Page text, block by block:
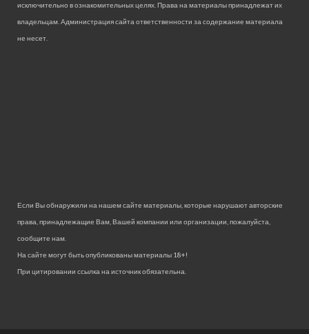
исключительно в ознакомительных целях. Права на материалы принадлежат их
владельцам. Администрация сайта ответственности за содержание материала
не несет.
Если Вы обнаружили на нашем сайте материалы, которые нарушают авторские
права, принадлежащие Вам, Вашей компании или организации, пожалуйста,
сообщите нам.
На сайте могут быть опубликованы материалы 18+!
При цитировании ссылка на источник обязательна.